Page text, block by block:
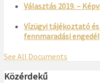
Választás 2019. –
Vízügyi tájékoztató
fennmaradási
See All Documents
Közérdekű